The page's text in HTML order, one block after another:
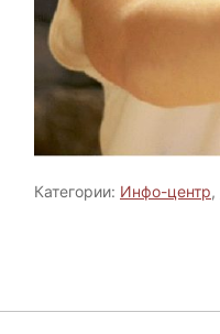
Категории: Инфо-центр,